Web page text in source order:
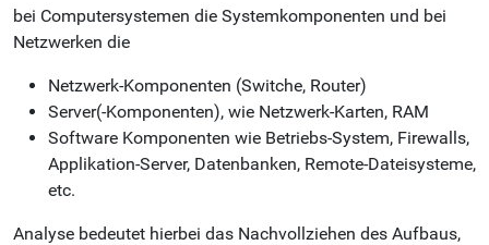
bei Computersystemen die Systemkomponenten und bei
Netzwerken die
Netzwerk-Komponenten (Switche, Router)
Server(-Komponenten), wie Netzwerk-Karten, RAM
Software Komponenten wie Betriebs-System, Firewalls,
Applikation-Server, Datenbanken, Remote-Dateisysteme,
etc.
Analyse bedeutet hierbei das Nachvollziehen des Aufbaus,